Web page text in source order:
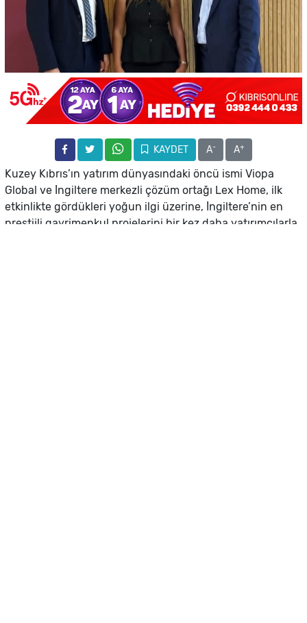
KAYDET A- A+
Kuzey Kıbrıs’ın yatırım dünyasındaki öncü ismi Viopa
Global ve İngiltere merkezli çözüm ortağı Lex Home, ilk
etkinlikte gördükleri yoğun ilgi üzerine, İngiltere’nin en
prestijli gayrimenkul projelerini bir kez daha yatırımcılarla